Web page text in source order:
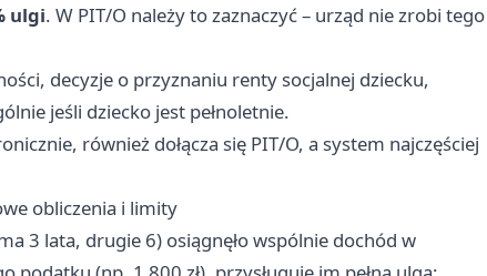
ulgi. W PIT/O należy to zaznaczyć – urząd nie zrobi tego
decyzje o przyznaniu renty socjalnej dziecku,
jeśli dziecko jest pełnoletnie.
również dołącza się PIT/O, a system najczęściej
obliczenia i limity
3 lata, drugie 6) osiągnęło wspólnie dochód w